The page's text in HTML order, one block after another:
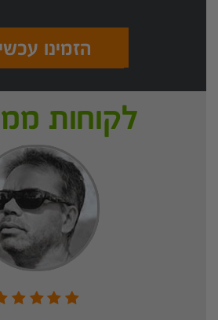
הזמינו
לקוחות